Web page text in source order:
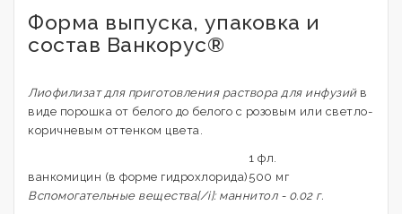
Форма выпуска, упаковка и
состав Ванкорус®
Лиофилизат для приготовления раствора для инфузийв
виде порошка от белого до белого с розовым или светло-
коричневым оттенком цвета.
1 фл.
ванкомицин (в форме гидрохлорида) 500 мг
Вспомогательные вещества[/i]: маннитол - 0.02 г.